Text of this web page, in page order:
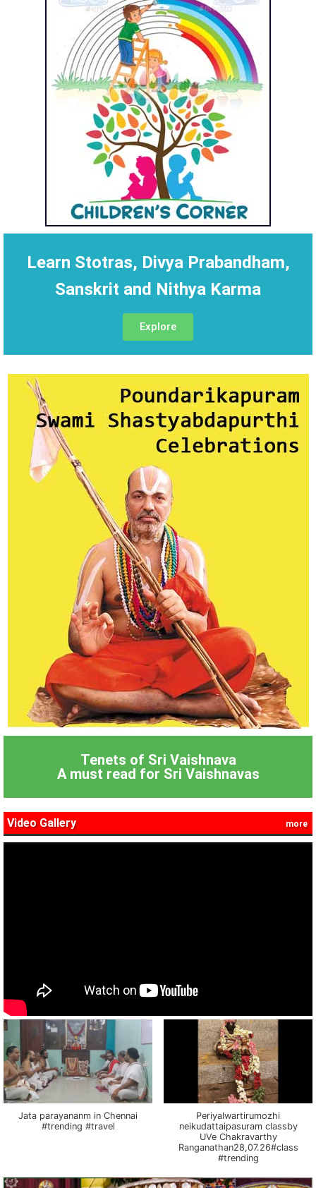
Learn Stotras, Divya Prabandham,
Sanskrit and Nithya Karma
Explore
Tenets of Sri Vaishnava
A must read for Sri Vaishnavas
Video Gallery more
Jata parayananm in Chennai
#trending #travel
Periyalwartirumozhi
neikudattaipasuram classby
UVe Chakravarthy
Ranganathan28,07.26#class
#trending